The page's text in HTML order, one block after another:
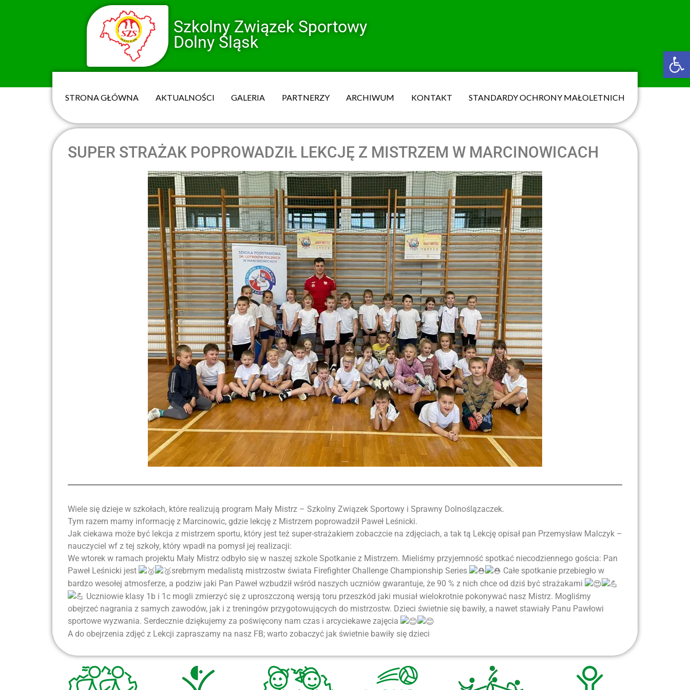
Szkolny Związek Sportowy
Dolny Śląsk
STRONA GŁÓWNA AKTUALNOŚCI GALERIA PARTNERZY ARCHIWUM KONTAKT STANDARDY OCHRONY MAŁOLETNICH
SUPER STRAŻAK POPROWADZIŁ LEKCJĘ Z MISTRZEM W MARCINOWICACH
Wiele się dzieje w szkołach, które realizują program Mały Mistrz – Szkolny Związek Sportowy i Sprawny Dolnoślązaczek.
Tym razem mamy informację z Marcinowic, gdzie lekcję z Mistrzem poprowadził Paweł Leśnicki.
Jak ciekawa może być lekcja z mistrzem sportu, który jest też super-strażakiem zobaczcie na zdjęciach, a tak tą Lekcję opisał pan Przemysław Malczyk –
nauczyciel wf z tej szkoły, który wpadł na pomysł jej realizacji:
We wtorek w ramach projektu Mały Mistrz odbyło się w naszej szkole Spotkanie z Mistrzem. Mieliśmy przyjemność spotkać niecodziennego gościa: Pan
Paweł Leśnicki jest
srebrnym medalistą mistrzostw świata Firefighter Challenge Championship Series
Całe spotkanie przebiegło w
bardzo wesołej atmosferze, a podziw jaki Pan Paweł wzbudził wśród naszych uczniów gwarantuje, że 90 % z nich chce od dziś być strażakami
Uczniowie klasy 1b i 1c mogli zmierzyć się z uproszczoną wersją toru przeszkód jaki musiał wielokrotnie pokonywać nasz Mistrz. Mogliśmy
obejrzeć nagrania z samych zawodów, jak i z treningów przygotowujących do mistrzostw. Dzieci świetnie się bawiły, a nawet stawiały Panu Pawłowi
sportowe wyzwania. Serdecznie dziękujemy za poświęcony nam czas i arcyciekawe zajęcia
A do obejrzenia zdjęć z Lekcji zapraszamy na nasz FB; warto zobaczyć jak świetnie bawiły się dzieci